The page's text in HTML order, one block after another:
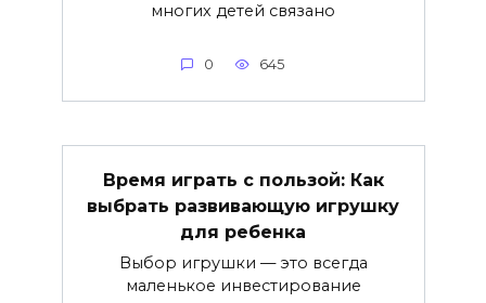
многих детей связано
0 645
Время играть с пользой: Как
выбрать развивающую игрушку
для ребенка
Выбор игрушки — это всегда
маленькое инвестирование